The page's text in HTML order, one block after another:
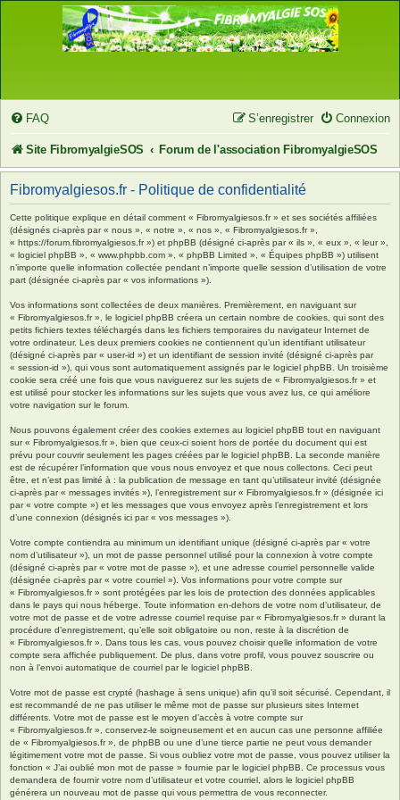
FAQ Connexion
S’enregistrer
Site FibromyalgieSOS Forum de l'association FibromyalgieSOS
Fibromyalgiesos.fr - Politique de confidentialité
Cette politique explique en détail comment « Fibromyalgiesos.fr » et ses sociétés affiliées
(désignés ci-après par « nous », « notre », « nos », « Fibromyalgiesos.fr »,
« https://forum.fibromyalgiesos.fr ») et phpBB (désigné ci-après par « ils », « eux », « leur »,
« logiciel phpBB », « www.phpbb.com », « phpBB Limited », « Équipes phpBB ») utilisent
n’importe quelle information collectée pendant n’importe quelle session d’utilisation de votre
part (désignée ci-après par « vos informations »).
Vos informations sont collectées de deux manières. Premièrement, en naviguant sur
« Fibromyalgiesos.fr », le logiciel phpBB créera un certain nombre de cookies, qui sont des
petits fichiers textes téléchargés dans les fichiers temporaires du navigateur Internet de
votre ordinateur. Les deux premiers cookies ne contiennent qu’un identifiant utilisateur
(désigné ci-après par « user-id ») et un identifiant de session invité (désigné ci-après par
« session-id »), qui vous sont automatiquement assignés par le logiciel phpBB. Un troisième
cookie sera créé une fois que vous naviguerez sur les sujets de « Fibromyalgiesos.fr » et
est utilisé pour stocker les informations sur les sujets que vous avez lus, ce qui améliore
votre navigation sur le forum.
Nous pouvons également créer des cookies externes au logiciel phpBB tout en naviguant
sur « Fibromyalgiesos.fr », bien que ceux-ci soient hors de portée du document qui est
prévu pour couvrir seulement les pages créées par le logiciel phpBB. La seconde manière
est de récupérer l’information que vous nous envoyez et que nous collectons. Ceci peut
être, et n’est pas limité à : la publication de message en tant qu’utilisateur invité (désignée
ci-après par « messages invités »), l’enregistrement sur « Fibromyalgiesos.fr » (désignée ici
par « votre compte ») et les messages que vous envoyez après l’enregistrement et lors
d’une connexion (désignés ici par « vos messages »).
Votre compte contiendra au minimum un identifiant unique (désigné ci-après par « votre
nom d’utilisateur »), un mot de passe personnel utilisé pour la connexion à votre compte
(désigné ci-après par « votre mot de passe »), et une adresse courriel personnelle valide
(désignée ci-après par « votre courriel »). Vos informations pour votre compte sur
« Fibromyalgiesos.fr » sont protégées par les lois de protection des données applicables
dans le pays qui nous héberge. Toute information en-dehors de votre nom d’utilisateur, de
votre mot de passe et de votre adresse courriel requise par « Fibromyalgiesos.fr » durant la
procédure d’enregistrement, qu’elle soit obligatoire ou non, reste à la discrétion de
« Fibromyalgiesos.fr ». Dans tous les cas, vous pouvez choisir quelle information de votre
compte sera affichée publiquement. De plus, dans votre profil, vous pouvez souscrire ou
non à l’envoi automatique de courriel par le logiciel phpBB.
Votre mot de passe est crypté (hashage à sens unique) afin qu’il soit sécurisé. Cependant, il
est recommandé de ne pas utiliser le même mot de passe sur plusieurs sites Internet
différents. Votre mot de passe est le moyen d’accès à votre compte sur
« Fibromyalgiesos.fr », conservez-le soigneusement et en aucun cas une personne affiliée
de « Fibromyalgiesos.fr », de phpBB ou une d’une tierce partie ne peut vous demander
légitimement votre mot de passe. Si vous oubliez votre mot de passe, vous pouvez utiliser la
fonction « J’ai oublié mon mot de passe » fournie par le logiciel phpBB. Ce processus vous
demandera de fournir votre nom d’utilisateur et votre courriel, alors le logiciel phpBB
générera un nouveau mot de passe qui vous permettra de vous reconnecter.